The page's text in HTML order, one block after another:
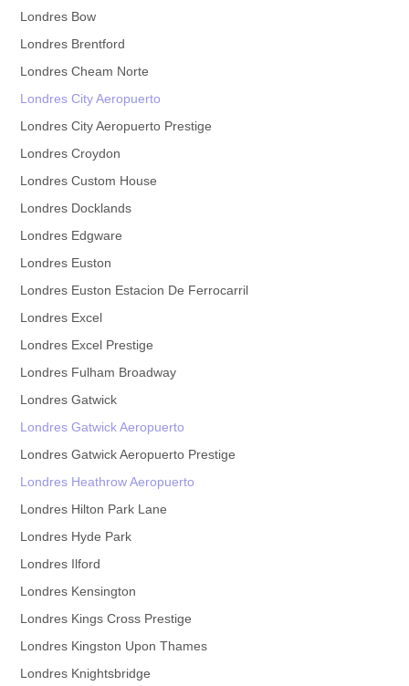
Londres Bow
Londres Brentford
Londres Cheam Norte
Londres City Aeropuerto
Londres City Aeropuerto Prestige
Londres Croydon
Londres Custom House
Londres Docklands
Londres Edgware
Londres Euston
Londres Euston Estacion De Ferrocarril
Londres Excel
Londres Excel Prestige
Londres Fulham Broadway
Londres Gatwick
Londres Gatwick Aeropuerto
Londres Gatwick Aeropuerto Prestige
Londres Heathrow Aeropuerto
Londres Hilton Park Lane
Londres Hyde Park
Londres Ilford
Londres Kensington
Londres Kings Cross Prestige
Londres Kingston Upon Thames
Londres Knightsbridge